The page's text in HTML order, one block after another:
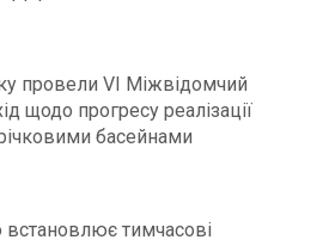
провели VІ Міжвідомчий
щодо прогресу реалізації
басейнами
тимчасові